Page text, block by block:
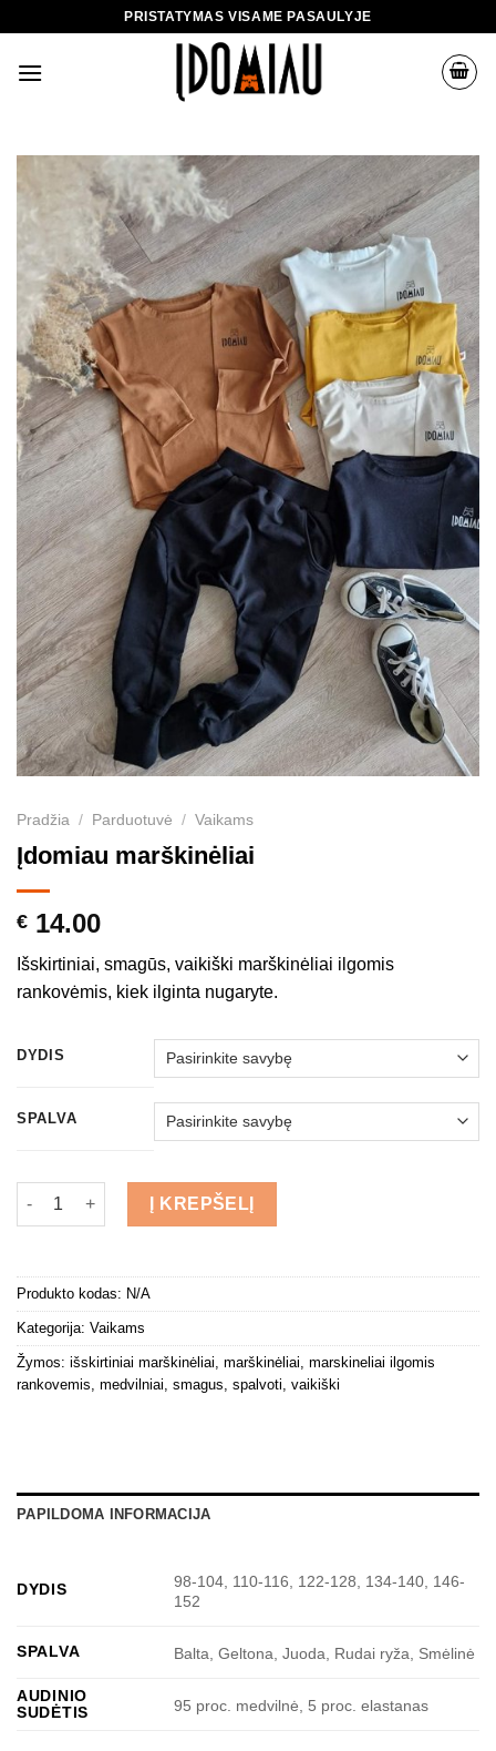
content
PRISTATYMAS VISAME PASAULYJE
Pradžia / Parduotuvė / Vaikams
Įdomiau marškinėliai
€ 14.00
Išskirtiniai, smagūs, vaikiški marškinėliai ilgomis
rankovėmis, kiek ilginta nugaryte.
DYDIS
SPALVA
produkto kiekis: Įdomiau marškinėliai
Į KREPŠELĮ
Produkto kodas: N/A
Kategorija: Vaikams
Žymos: išskirtiniai marškinėliai marškinėliai marskineliai ilgomis
rankovemis medvilniai smagus spalvoti vaikiški
PAPILDOMA INFORMACIJA
DYDIS
98-104, 110-116, 122-128, 134-140, 146-
152
SPALVA Balta, Geltona, Juoda, Rudai ryža, Smėlinė
AUDINIO
SUDĖTIS
95 proc. medvilnė, 5 proc. elastanas